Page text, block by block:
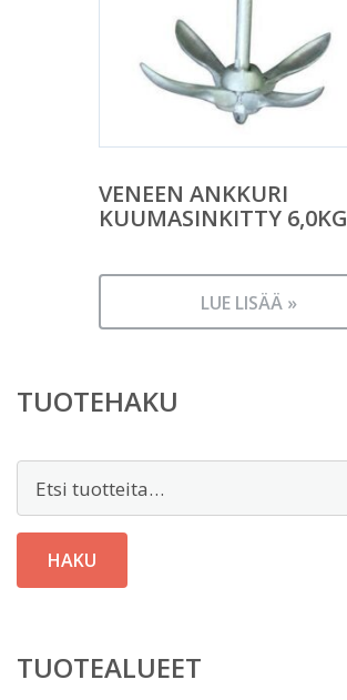
VENEEN ANKKURI
KUUMASINKITTY 6,0KG
LUE LISÄÄ »
TUOTEHAKU
HAKU
TUOTEALUEET